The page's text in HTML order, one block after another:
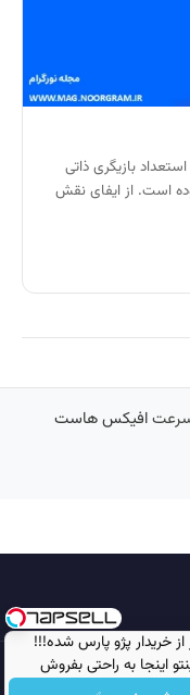
از خریدار پژو پارس شده!!!
اینجا به راحتی بفروش
بازیگری ذاتی
است. از ایفای نقش
افیکس هاست
مجله نورگرام